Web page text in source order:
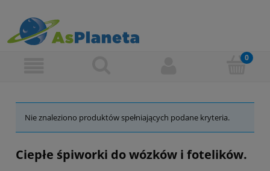
Nie znaleziono produktów spełniających podane kryteria.
Ciepłe śpiworki do wózków i fotelików.